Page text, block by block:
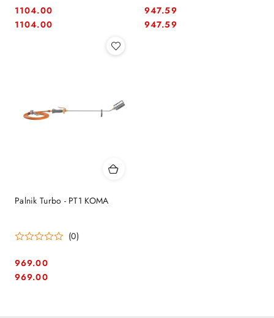
Cena:
1104.00
Cena:
1104.00 Cena:
947.59
Cena:
947.59
Palnik Turbo - PT1 KOMA
(0)
Cena:
969.00
Cena:
969.00